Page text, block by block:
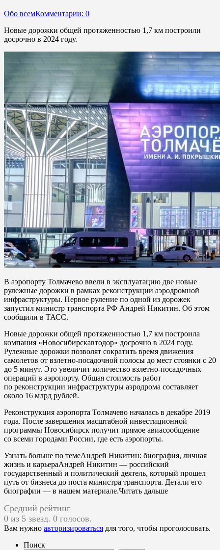
Обо всемКомментарии: 0
Новые дорожки общей протяженностью 1,7 км построили
досрочно в 2024 году.
В аэропорту Толмачево ввели в эксплуатацию две новые
рулежные дорожки в рамках реконструкции аэродромной
инфраструктуры. Первое руление по одной из дорожек
запустил министр транспорта РФ Андрей Никитин. Об этом
сообщили в ТАСС.
Новые дорожки общей протяженностью 1,7 км построила
компания «Новосибирскавтодор» досрочно в 2024 году.
Рулежные дорожки позволят сократить время движения
самолетов от взлетно-посадочной полосы до мест стоянки с 20
до 5 минут. Это увеличит количество взлетно-посадочных
операций в аэропорту. Общая стоимость работ
по реконструкции инфраструктуры аэродрома составляет
около 16 млрд рублей.
Реконструкция аэропорта Толмачево началась в декабре 2019
года. После завершения масштабной инвестиционной
программы Новосибирск получит прямое авиасообщение
со всеми городами России, где есть аэропорты.
Узнать больше по темеАндрей Никитин: биография, личная
жизнь и карьераАндрей Никитин — российский
государственный и политический деятель, который прошел
путь от бизнеса до поста министра транспорта. Детали его
биографии — в нашем материале.Читать дальше
Средний рейтинг
0 из 5 звезд. 0 голосов.
Вам нужно авторизироваться для того, чтобы проголосовать.
Поиск